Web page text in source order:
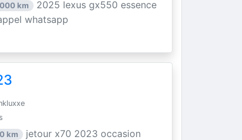
km
2025 lexus gx550 essence
whatsapp
km
jetour x70 2023 occasion